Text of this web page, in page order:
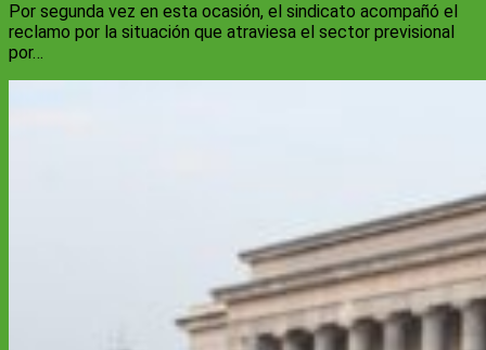
Por segunda vez en esta ocasión, el sindicato acompañó el
reclamo por la situación que atraviesa el sector previsional
por…